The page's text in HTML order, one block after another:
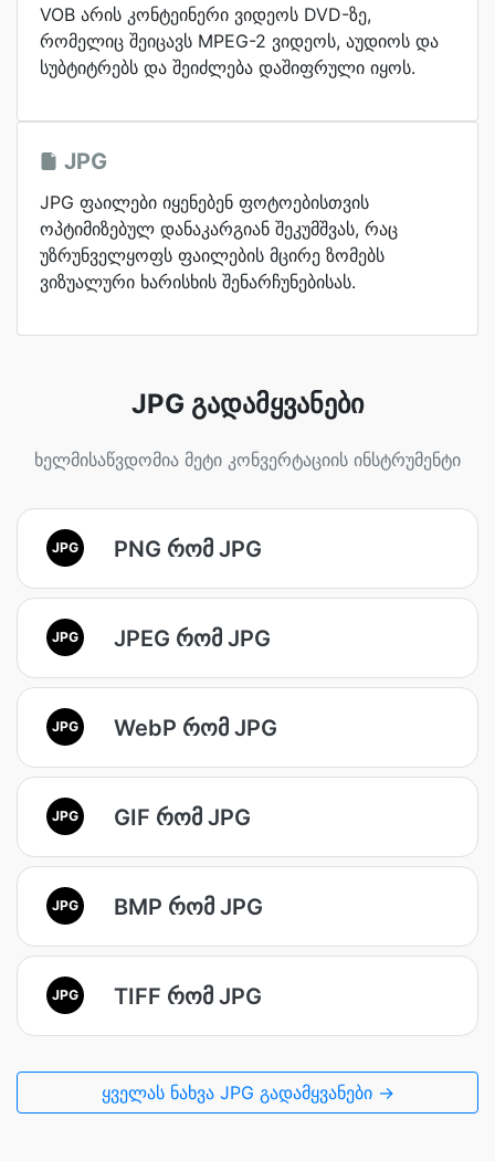
VOB არის კონტეინერი ვიდეოს DVD-ზე,
რომელიც შეიცავს MPEG-2 ვიდეოს, აუდიოს და
სუბტიტრებს და შეიძლება დაშიფრული იყოს.
JPG
JPG ფაილები იყენებენ ფოტოებისთვის
ოპტიმიზებულ დანაკარგიან შეკუმშვას, რაც
უზრუნველყოფს ფაილების მცირე ზომებს
ვიზუალური ხარისხის შენარჩუნებისას.
JPG გადამყვანები
ხელმისაწვდომია მეტი კონვერტაციის ინსტრუმენტი
JPG PNG რომ JPG
JPG JPEG რომ JPG
JPG WebP რომ JPG
JPG GIF რომ JPG
JPG BMP რომ JPG
JPG TIFF რომ JPG
ყველას ნახვა JPG გადამყვანები →